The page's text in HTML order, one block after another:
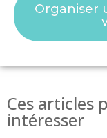
Organiser
Ces articles
intéresser